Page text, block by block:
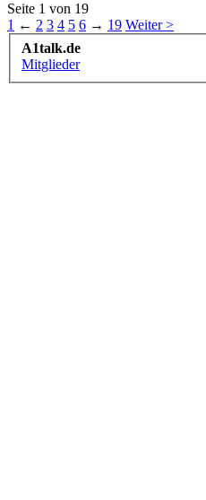
Seite 1 von 19
1 ← 2 3 4 5 6 → 19 Weiter >
A1talk.de
Mitglieder